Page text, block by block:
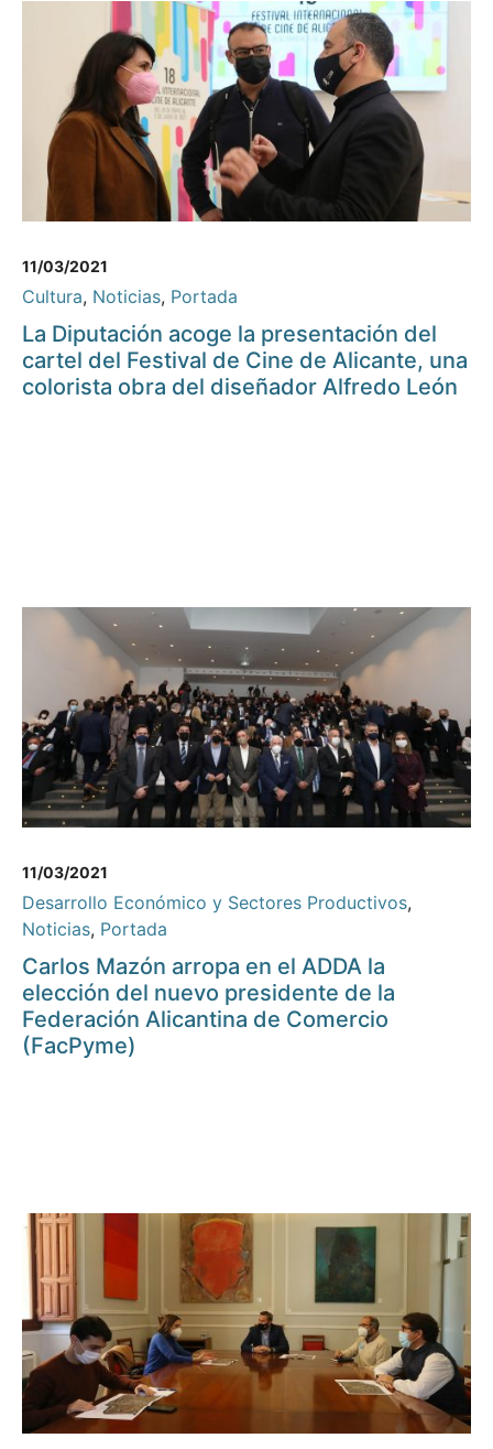
11/03/2021
Cultura, Noticias, Portada
La Diputación acoge la presentación del
cartel del Festival de Cine de Alicante, una
colorista obra del diseñador Alfredo León
11/03/2021
Desarrollo Económico y Sectores Productivos,
Noticias, Portada
Carlos Mazón arropa en el ADDA la
elección del nuevo presidente de la
Federación Alicantina de Comercio
(FacPyme)